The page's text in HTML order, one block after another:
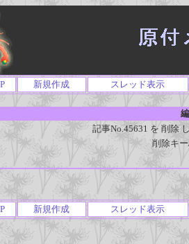
新規作成 スレッド表示
記事No.45631 を 削除
削除キ
新規作成 スレッド表示